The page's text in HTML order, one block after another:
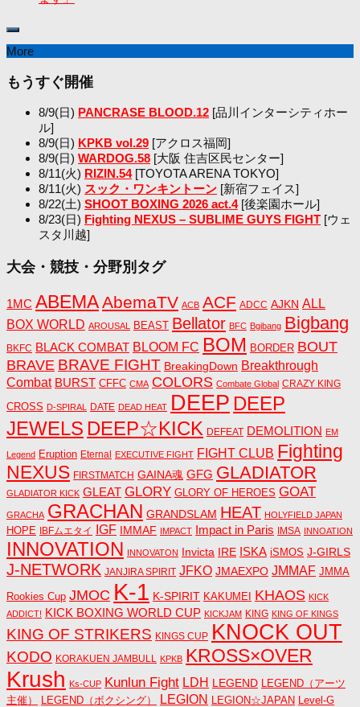
More
もうすぐ開催
8/9(日) PANCRASE BLOOD.12 [品川インターシティホー
ル]
8/9(日) KPKB vol.29 [アクロス福岡]
8/9(日) WARDOG.58 [大阪 住吉区民センター]
8/11(火) RIZIN.54[TOYOTA ARENA TOKYO]
8/11(火) スック・ワンキントーン [新宿フェイス]
8/22(土) SHOOT BOXING 2026 act.4[後楽園ホール]
8/23(日) Fighting NEXUS – SUBLIME GUYS FIGHT [ウェ
スタ川越]
大会・競技・分野別タグ
1MC ABEMAAbemaTV ACB ACF ADCC AJKN ALL
BOX WORLD AROUSAL BEAST Bellator BFC Bgibang Bigbang
BKFC BLACK COMBAT BLOOM FC BOM BORDER BOUT
BRAVE BRAVE FIGHT BreakingDown Breakthrough
Combat BURST CFFC CMA COLORS Combate Global CRAZY KING
CROSS D-SPIRAL DATE DEAD HEAT DEEP DEEP
JEWELS DEEP☆KICK DEFEAT DEMOLITION EM
Legend Eruption Eternal EXECUTIVE FIGHT FIGHT CLUB Fighting
NEXUS FIRSTMATCH GAINA魂 GFG GLADIATOR
GLADIATOR KICK GLEAT GLORY GLORY OF HEROES GOAT
GRACHA GRACHAN GRANDSLAM HEAT HOLYFIELD JAPAN
HOPE IBFムエタイ IGF IMMAF IMPACT Impact in Paris IMSA INNOATION
INNOVATION INNOVATON Invicta IRE ISKA iSMOS J-GIRLS
J-NETWORK JANJIRA SPIRIT JFKO JMAEXPO JMMAF JMMA
Rookies Cup JMOC K-1 K-SPIRIT KAKUMEI KHAOS KICK
ADDICT! KICK BOXING WORLD CUP KICKJAM KING KING OF KINGS
KING OF STRIKERS KINGS CUP KNOCK OUT
KODO KORAKUEN JAMBULL KPKB KROSS×OVER
Krush Ks-CUP Kunlun Fight LDH LEGEND LEGEND（アーツ
主催）
LEGEND（ボクシング） LEGION LEGION☆JAPAN Level-G